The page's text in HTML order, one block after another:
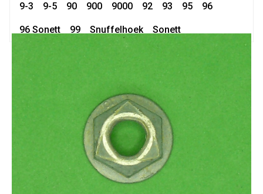
9-3 9-5 90 900 9000 92 93 95 96
96 Sonett 99 Snuffelhoek Sonett